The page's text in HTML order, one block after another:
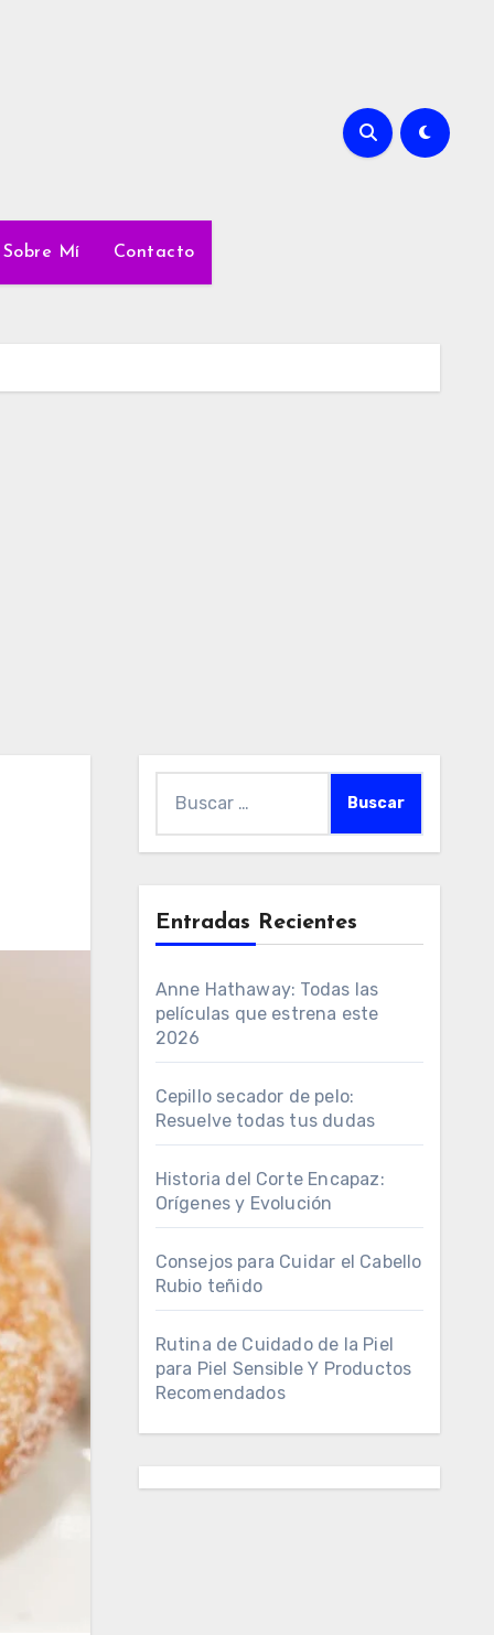
Sobre Mí Contacto
Entradas Recientes
Anne Hathaway: Todas las
películas que estrena este
2026
Cepillo secador de pelo:
Resuelve todas tus dudas
Historia del Corte Encapaz:
Orígenes y Evolución
Consejos para Cuidar el Cabello
Rubio teñido
Rutina de Cuidado de la Piel
para Piel Sensible Y Productos
Recomendados